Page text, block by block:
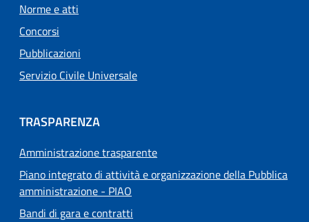
Norme e atti
Concorsi
Pubblicazioni
Servizio Civile Universale
TRASPARENZA
Amministrazione trasparente
Piano integrato di attività e organizzazione della Pubblica
amministrazione - PIAO
Bandi di gara e contratti